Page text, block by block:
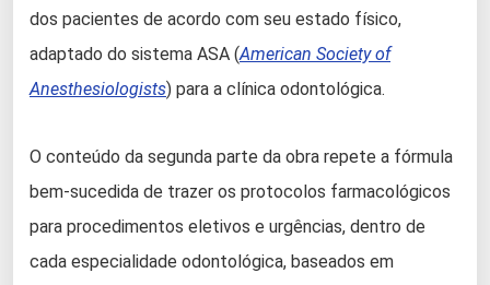
dos pacientes de acordo com seu estado físico,
adaptado do sistema ASA (American Society of
Anesthesiologists) para a clínica odontológica.
O conteúdo da segunda parte da obra repete a fórmula
bem-sucedida de trazer os protocolos farmacológicos
para procedimentos eletivos e urgências, dentro de
cada especialidade odontológica, baseados em